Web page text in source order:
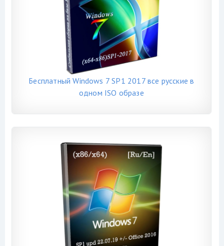
Бесплатный Windows 7 SP1 2017 все русские в
одном ISO образе